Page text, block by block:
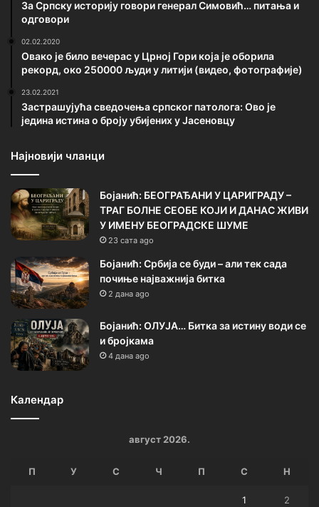
За Српску историју говори генерал Симовић… питања и
одговори
02.02.2020
Овако је било вечерас у Црној Гори која је оборила
рекорд, око 250000 људи у литији (видео, фотографије)
23.02.2021
Застрашујућа сведочења српског патолога: Ово је
једина истина о броју убијених у Јасеновцу
Најновији чланци
Бојанић: БЕОГРАЂАНИ У ЦАРИГРАДУ –
ТРАГ БОЛНЕ СЕОБЕ КОЈИ И ДАНАС ЖИВИ
У ИМЕНУ БЕОГРАДСКЕ ШУМЕ
23 сата ago
Бојанић: Србија се буди – али тек сада
почиње најважнија битка
2 дана ago
Бојанић: ОЛУЈА… Битка за истину води се
и бројкама
4 дана ago
Календар
август 2026.
П У С Ч П С Н
1 2